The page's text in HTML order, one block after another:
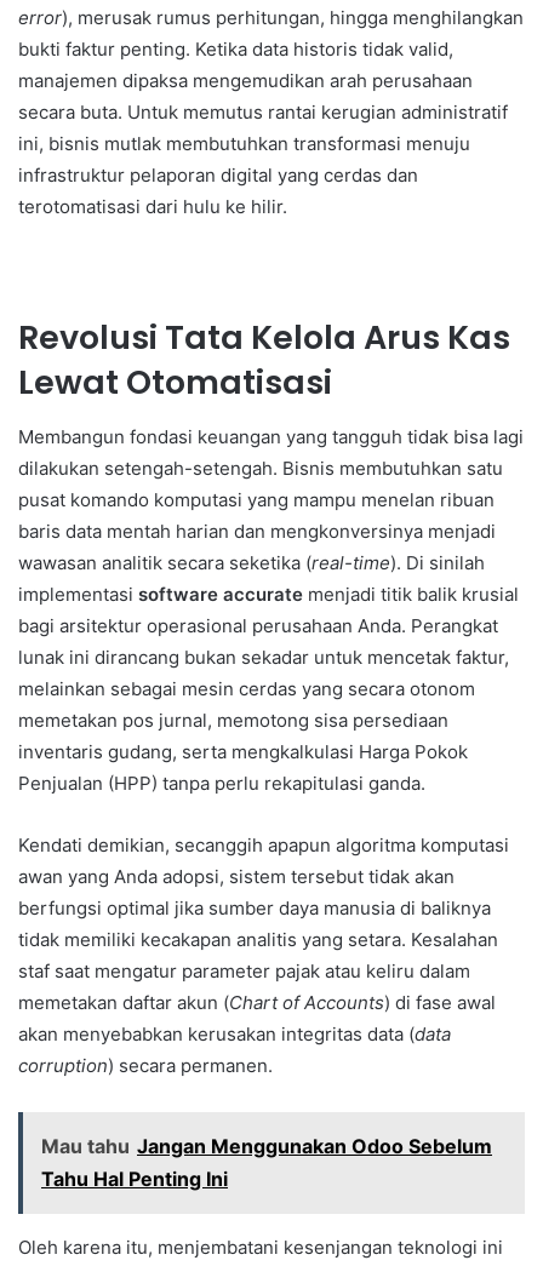
error), merusak rumus perhitungan, hingga menghilangkan
bukti faktur penting. Ketika data historis tidak valid,
manajemen dipaksa mengemudikan arah perusahaan
secara buta. Untuk memutus rantai kerugian administratif
ini, bisnis mutlak membutuhkan transformasi menuju
infrastruktur pelaporan digital yang cerdas dan
terotomatisasi dari hulu ke hilir.
Revolusi Tata Kelola Arus Kas
Lewat Otomatisasi
Membangun fondasi keuangan yang tangguh tidak bisa lagi
dilakukan setengah-setengah. Bisnis membutuhkan satu
pusat komando komputasi yang mampu menelan ribuan
baris data mentah harian dan mengkonversinya menjadi
wawasan analitik secara seketika (real-time). Di sinilah
implementasi software accurate menjadi titik balik krusial
bagi arsitektur operasional perusahaan Anda. Perangkat
lunak ini dirancang bukan sekadar untuk mencetak faktur,
melainkan sebagai mesin cerdas yang secara otonom
memetakan pos jurnal, memotong sisa persediaan
inventaris gudang, serta mengkalkulasi Harga Pokok
Penjualan (HPP) tanpa perlu rekapitulasi ganda.
Kendati demikian, secanggih apapun algoritma komputasi
awan yang Anda adopsi, sistem tersebut tidak akan
berfungsi optimal jika sumber daya manusia di baliknya
tidak memiliki kecakapan analitis yang setara. Kesalahan
staf saat mengatur parameter pajak atau keliru dalam
memetakan daftar akun (Chart of Accounts) di fase awal
akan menyebabkan kerusakan integritas data (data
corruption) secara permanen.
Mau tahu Jangan Menggunakan Odoo Sebelum
Tahu Hal Penting Ini
Oleh karena itu, menjembatani kesenjangan teknologi ini